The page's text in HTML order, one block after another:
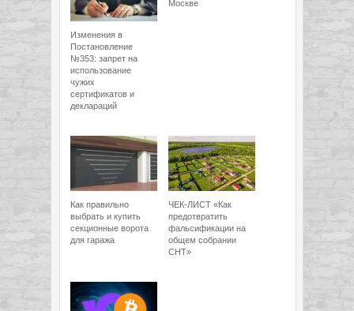
Изменения в
Постановление
№353: запрет на
использование
чужих
сертификатов и
деклараций
Москве
Как правильно
выбрать и купить
секционные ворота
для гаража
ЧЕК-ЛИСТ «Как
предотвратить
фальсификации на
общем собрании
СНТ»